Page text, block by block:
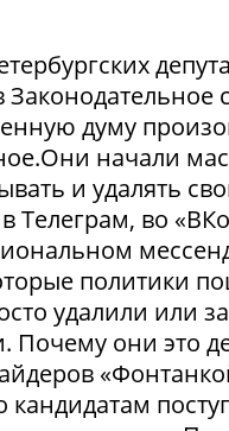
Законодательное
думу
начали
и удалять
Телеграм, во
политики
удалили или
Почему они это
кандидатам